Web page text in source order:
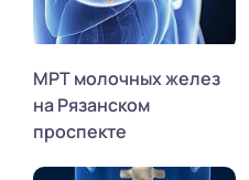
МРТ молочных желез
на Рязанском
проспекте